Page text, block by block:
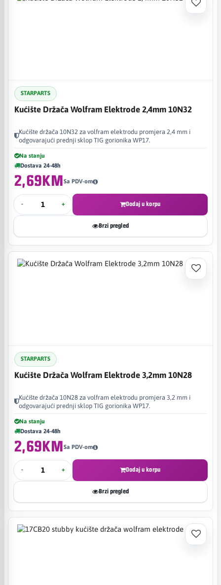
STARPARTS
Kućište Držača Wolfram Elektrode 2,4mm 10N32
Kućište držača 10N32 za volfram elektrodu promjera 2,4 mm i
odgovarajući prednji sklop TIG gorionika WP17.
Na stanju
Dostava 24-48h
2,69KMSa PDV-om
- + Dodaj u korpu
Brzi pregled
STARPARTS
Kućište Držača Wolfram Elektrode 3,2mm 10N28
Kućište držača 10N28 za volfram elektrodu promjera 3,2 mm i
odgovarajući prednji sklop TIG gorionika WP17.
Na stanju
Dostava 24-48h
2,69KMSa PDV-om
- + Dodaj u korpu
Brzi pregled